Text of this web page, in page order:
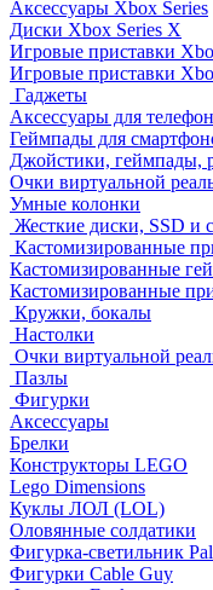
Аксессуары Xbox Series
Диски Xbox Series X
Игровые приставки
Игровые приставки
Гаджеты
Аксессуары для
Геймпады для
Джойстики, геймпады,
Очки виртуальной
Умные колонки
Жесткие диски, SSD и
Кастомизированные
Кастомизированные
Кастомизированные
Кружки, бокалы
Настолки
Очки виртуальной
Пазлы
Фигурки
Аксессуары
Брелки
Конструкторы LEGO
Lego Dimensions
Куклы ЛОЛ (LOL)
Оловянные солдатики
Фигурка-светильник
Фигурки Cable Guy